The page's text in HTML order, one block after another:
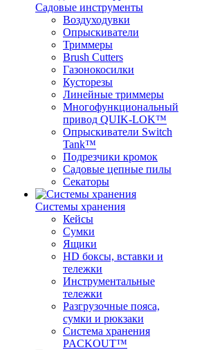
Садовые инструменты
Воздуходувки
Опрыскиватели
Триммеры
Brush Cutters
Газонокосилки
Кусторезы
Линейные триммеры
Многофункциональный
привод QUIK-LOK™
Опрыскиватели Switch
Tank™
Подрезчики кромок
Садовые цепные пилы
Секаторы
Системы хранения
Кейсы
Сумки
Ящики
HD боксы, вставки и
тележки
Инструментальные
тележки
Разгрузочные пояса,
сумки и рюкзаки
Система хранения
PACKOUT™